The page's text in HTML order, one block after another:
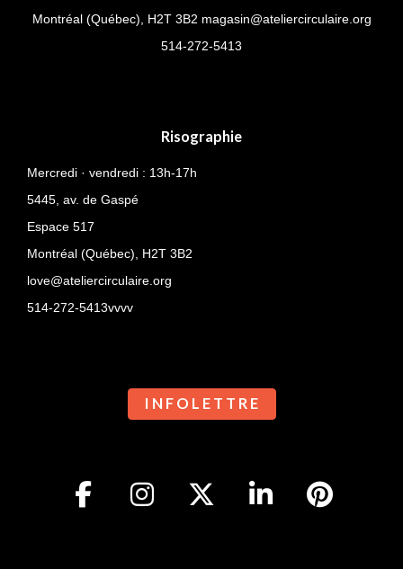
Montréal (Québec), H2T 3B2 magasin@ateliercirculaire.org
514-272-5413
Risographie
Mercredi · vendredi : 13h-17h
5445, av. de Gaspé
Espace 517
Montréal (Québec), H2T 3B2
love@ateliercirculaire.org
514-272-5413vvvv
I N F O L E T T R E